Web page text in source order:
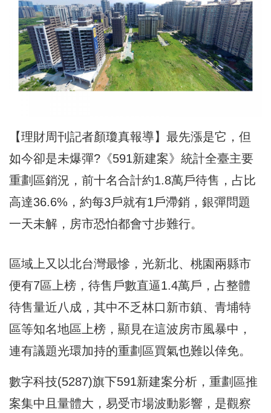
【理財周刊記者顏瓊真報導】最先漲是它，但
如今卻是未爆彈?《591新建案》統計全臺主要
重劃區銷況，前十名合計約1.8萬戶待售，占比
高達36.6%，約每3戶就有1戶滯銷，銀彈問題
一天未解，房市恐怕都會寸步難行。
區域上又以北台灣最慘，光新北、桃園兩縣市
便有7區上榜，待售戶數直逼1.4萬戶，占整體
待售量近八成，其中不乏林口新市鎮、青埔特
區等知名地區上榜，顯見在這波房市風暴中，
連有議題光環加持的重劃區買氣也難以倖免。
數字科技(5287)旗下591新建案分析，重劃區推
案集中且量體大，易受市場波動影響，是觀察